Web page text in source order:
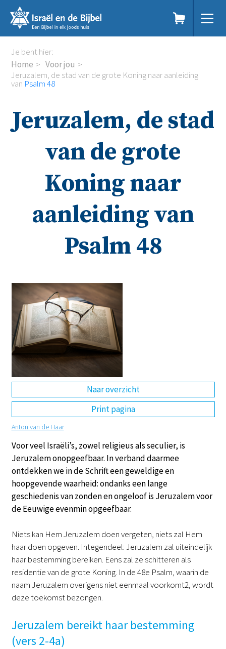
links
naar
de
inhoud
de
navigatie
Je bent hier:
Home
Voor jou
Jeruzalem, de stad van de grote Koning naar aanleiding
van Psalm 48
Jeruzalem, de stad
van de grote
Koning naar
aanleiding van
Psalm 48
Naar overzicht
Print pagina
Anton van de Haar
Voor veel Israëli’s, zowel religieus als seculier, is
Jeruzalem onopgeefbaar. In verband daarmee
ontdekken we in de Schrift een geweldige en
hoopgevende waarheid: ondanks een lange
geschiedenis van zonden en ongeloof is Jeruzalem voor
de Eeuwige evenmin opgeefbaar.
Niets kan Hem Jeruzalem doen vergeten, niets zal Hem
haar doen opgeven. Integendeel: Jeruzalem zal uiteindelijk
haar bestemming bereiken. Eens zal ze schitteren als
residentie van de grote Koning. In de 48e Psalm, waarin de
naam Jeruzalem overigens niet eenmaal voorkomt2, wordt
deze toekomst bezongen.
Jeruzalem bereikt haar bestemming
(vers 2-4a)
Doe mee
Magazine
Digitale nieuwsbrief
Agenda
Kinderwerk
Het Studiehuis (cursus)
Webshop
Over ons
DE EN NL RU